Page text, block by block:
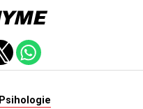
Psihologie